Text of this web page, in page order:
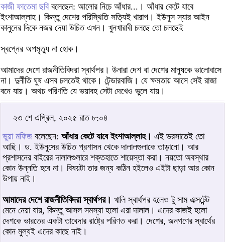
কাজী ফাতেমা ছবি বলেছেন: আলোর নিচে আঁধার...। আঁধার কেটে যাবে
ইংশাআল্লাহ। কিন্তু দেশের পরিস্থিতি সত্যিই খারাপ। ইউনুস স্যার আইন
কানুনের দিকে নজর দেয়া উচিত এখন। খুনখারাবী চলছে তো চলছেই
স্বপ্নের অপমৃত্যু না হোক।
আমাদের দেশে রাজনীতিবিদরা স্বার্থপর। উনারা দেশ বা দেশের মানুষকে ভালোবাসে
না। দুর্নীতি ঘুষ এসব চলতেই থাকে। টেন্ডারবাজি। যে ক্ষমতায় আসে সেই রাজা
বনে যায়। অথচ পরিণতি যে ভয়াবহ সেটা দেখেও ভুলে যায়।
২৩ শে এপ্রিল, ২০২৫ রাত ৮:০৪
ভুয়া মফিজ বলেছেন: আঁধার কেটে যাবে ইংশাআল্লাহ। এই ভরসাতেই তো
আছি। ড. ইউনুসের উচিত প্রশাসন থেকে দালালগুলাকে তাড়ানো। আর
প্রশাসনের বাইরের দালালগুলারে শক্তহাতে শায়েস্তা করা। নয়তো অবস্থার
কোন উন্নতি হবে না। বিষয়টা তার জন্য কঠিন হইলেও এইটা ছাড়া আর কোন
উপায় নাই।
আমাদের দেশে রাজনীতিবিদরা স্বার্থপর। খালি স্বার্থপর হলেও টু সাম এক্সটেন্ট
মেনে নেয়া যায়, কিন্তু আসল সমস্যা হলো এরা দালাল। এদের কাজই হলো
দেশকে ভারতের একটা তাবেদার রাষ্ট্রে পরিণত করা। দেশের, জনগণের স্বার্থের
কোন মুল্যই এদের কাছে নাই।